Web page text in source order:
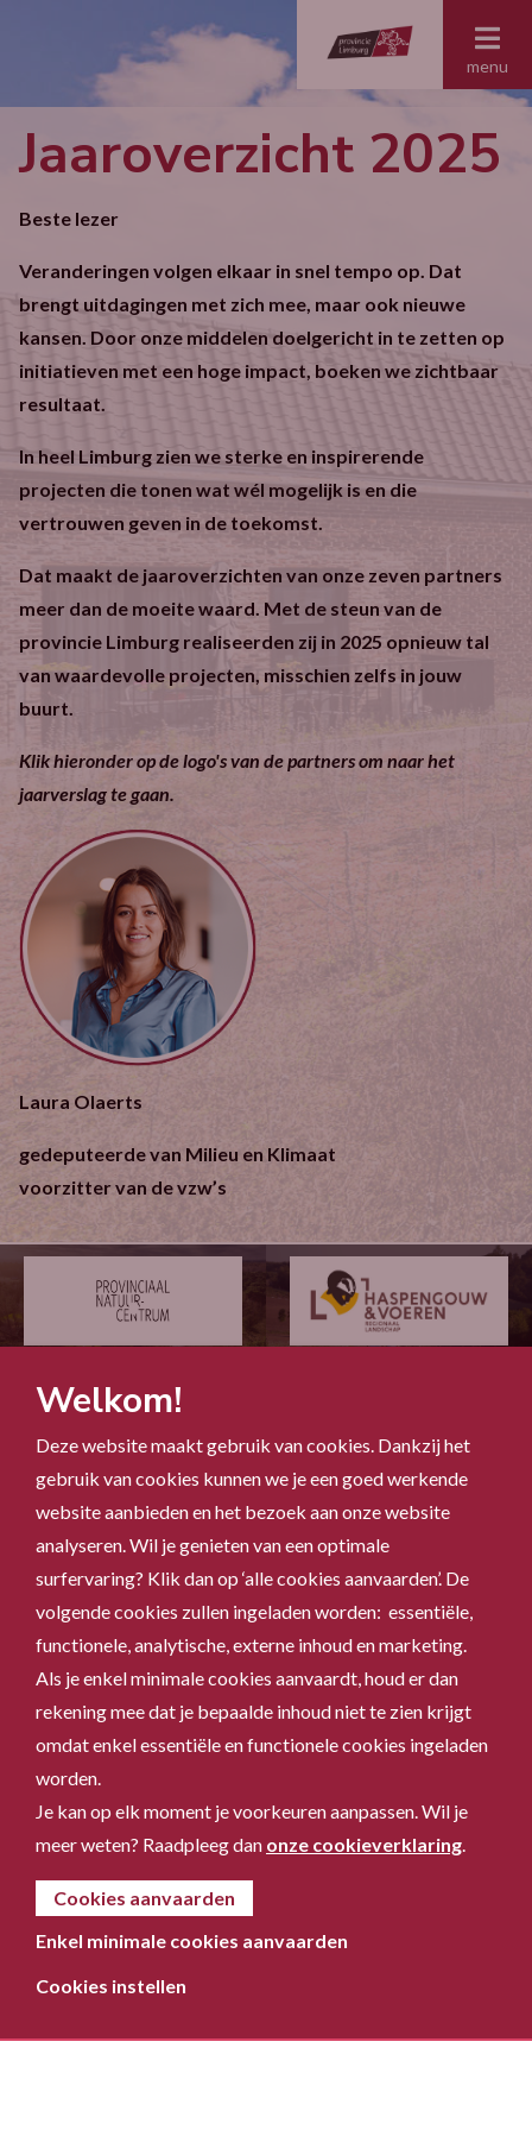
Jaaroverzicht 2025
Beste lezer
Veranderingen volgen elkaar in snel tempo op. Dat
brengt uitdagingen met zich mee, maar ook nieuwe
kansen. Door onze middelen doelgericht in te zetten op
initiatieven met een hoge impact, boeken we zichtbaar
resultaat.
In heel Limburg zien we sterke en inspirerende
projecten die tonen wat wél mogelijk is en die
vertrouwen geven in de toekomst.
Dat maakt de jaaroverzichten van onze zeven partners
meer dan de moeite waard. Met de steun van de
provincie Limburg realiseerden zij in 2025 opnieuw tal
van waardevolle projecten, misschien zelfs in jouw
buurt.
Klik hieronder op de logo's van de partners om naar het
jaarverslag te gaan.
Laura Olaerts
gedeputeerde van Milieu en Klimaat
voorzitter van de vzw’s
menu
Welkom!
Deze website maakt gebruik van cookies. Dankzij het
gebruik van cookies kunnen we je een goed werkende
website aanbieden en het bezoek aan onze website
analyseren. Wil je genieten van een optimale
surfervaring? Klik dan op ‘alle cookies aanvaarden’. De
volgende cookies zullen ingeladen worden: essentiële,
functionele, analytische, externe inhoud en marketing.
Als je enkel minimale cookies aanvaardt, houd er dan
rekening mee dat je bepaalde inhoud niet te zien krijgt
omdat enkel essentiële en functionele cookies ingeladen
worden.
Je kan op elk moment je voorkeuren aanpassen. Wil je
meer weten? Raadpleeg dan onze cookieverklaring.
Cookies aanvaarden
Enkel minimale cookies aanvaarden
Cookies instellen